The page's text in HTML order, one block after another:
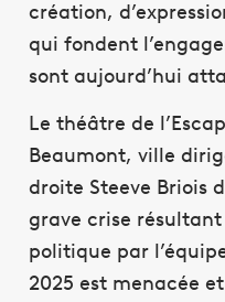
création,
qui fondent
sont aujourd’hui
Le théâtre de
Beaumont, ville
droite Steeve Briois
grave crise
politique par
2025 est menacée